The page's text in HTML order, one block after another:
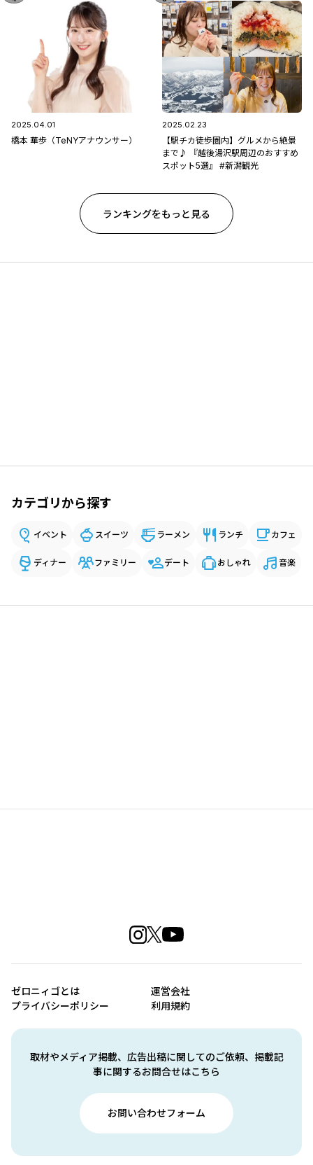
2025.04.01
橋本 華歩（TeNYアナウンサー）
2025.02.23
【駅チカ徒歩圏内】グルメから絶景
まで♪ 『越後湯沢駅周辺のおすすめ
スポット5選』 #新潟観光
ランキングをもっと見る
カテゴリから探す
イベント スイーツ ラーメン ランチ カフェ
ディナー ファミリー デート おしゃれ 音楽
取材やメディア掲載、広告出稿に関してのご依頼、掲載記
事に関するお問合せはこちら
お問い合わせフォーム
ゼロニィゴとは
運営会社
プライバシーポリシー
利用規約